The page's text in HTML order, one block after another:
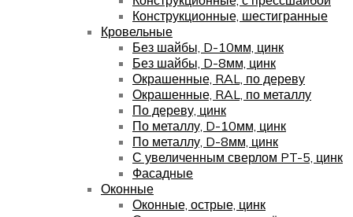
Конструкционные, шестигранные
Кровельные
Без шайбы, D-10мм, цинк
Без шайбы, D-8мм, цинк
Окрашенные, RAL, по дереву
Окрашенные, RAL, по металлу
По дереву, цинк
По металлу, D-10мм, цинк
По металлу, D-8мм, цинк
С увеличенным сверлом PT-5, цинк
Фасадные
Оконные
Оконные, острые, цинк